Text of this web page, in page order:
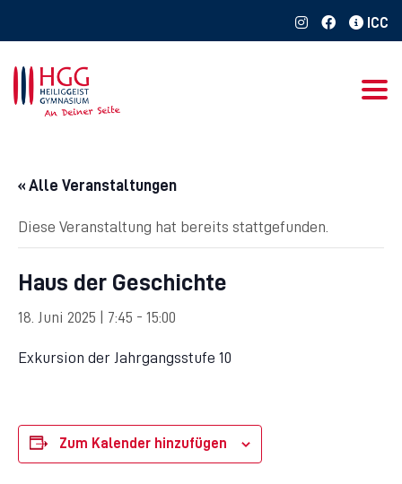
« Alle Veranstaltungen
Diese Veranstaltung hat bereits stattgefunden.
Haus der Geschichte
18. Juni 2025 | 7:45 - 15:00
Exkursion der Jahrgangsstufe 10
Zum Kalender hinzufügen